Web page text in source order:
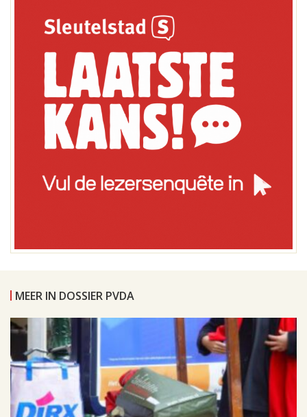
MEER IN DOSSIER PVDA